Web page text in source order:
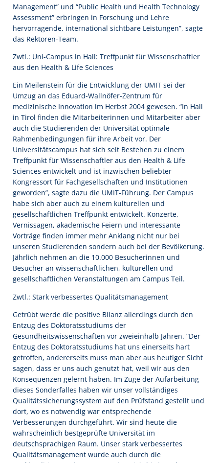
Management” und “Public Health und Health Technology
Assessment” erbringen in Forschung und Lehre
hervorragende, international sichtbare Leistungen”, sagte
das Rektoren-Team.
Zwtl.: Uni-Campus in Hall: Treffpunkt für Wissenschaftler
aus den Health & Life Sciences
Ein Meilenstein für die Entwicklung der UMIT sei der
Umzug an das Eduard-Wallnöfer-Zentrum für
medizinische Innovation im Herbst 2004 gewesen. “In Hall
in Tirol finden die Mitarbeiterinnen und Mitarbeiter aber
auch die Studierenden der Universität optimale
Rahmenbedingungen für ihre Arbeit vor. Der
Universitätscampus hat sich seit Bestehen zu einem
Treffpunkt für Wissenschaftler aus den Health & Life
Sciences entwickelt und ist inzwischen beliebter
Kongressort für Fachgesellschaften und Institutionen
geworden”, sagte dazu die UMIT-Führung. Der Campus
habe sich aber auch zu einem kulturellen und
gesellschaftlichen Treffpunkt entwickelt. Konzerte,
Vernissagen, akademische Feiern und interessante
Vorträge finden immer mehr Anklang nicht nur bei
unseren Studierenden sondern auch bei der Bevölkerung.
Jährlich nehmen an die 10.000 Besucherinnen und
Besucher an wissenschaftlichen, kulturellen und
gesellschaftlichen Veranstaltungen am Campus Teil.
Zwtl.: Stark verbessertes Qualitätsmanagement
Getrübt werde die positive Bilanz allerdings durch den
Entzug des Doktoratsstudiums der
Gesundheitswissenschaften vor zweieinhalb Jahren. “Der
Entzug des Doktoratsstudiums hat uns einerseits hart
getroffen, andererseits muss man aber aus heutiger Sicht
sagen, dass er uns auch genutzt hat, weil wir aus den
Konsequenzen gelernt haben. Im Zuge der Aufarbeitung
dieses Sonderfalles haben wir unser vollständiges
Qualitätssicherungssystem auf den Prüfstand gestellt und
dort, wo es notwendig war entsprechende
Verbesserungen durchgeführt. Wir sind heute die
wahrscheinlich bestgeprüfte Universität im
deutschsprachigen Raum. Unser stark verbessertes
Qualitätsmanagement wurde auch durch die